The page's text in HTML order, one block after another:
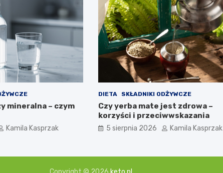
mineralna – czym
Kamila Kasprzak
DIETA SKŁADNIKI ODŻYWCZE
Czy yerba mate jest zdrowa –
korzyści i przeciwwskazania
5 sierpnia 2026 Kamila Kasprzak